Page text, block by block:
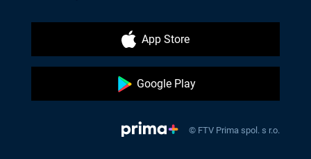
App Store
Google Play
© FTV Prima spol. s r.o.